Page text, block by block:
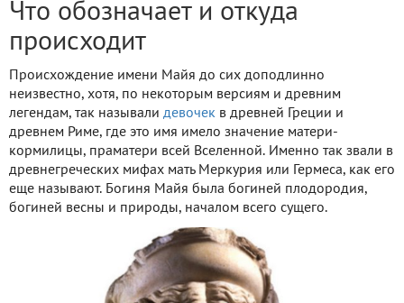
Что обозначает и откуда
происходит
Происхождение имени Майя до сих доподлинно
неизвестно, хотя, по некоторым версиям и древним
легендам, так называли девочек в древней Греции и
древнем Риме, где это имя имело значение матери-
кормилицы, праматери всей Вселенной. Именно так звали в
древнегреческих мифах мать Меркурия или Гермеса, как его
еще называют. Богиня Майя была богиней плодородия,
богиней весны и природы, началом всего сущего.